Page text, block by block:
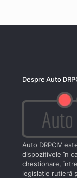
Despre Auto
Auto DRPCIV
dispozitivele în
chestionare,
legislaţie rutieră